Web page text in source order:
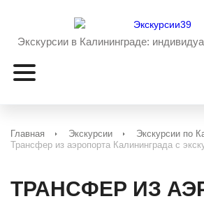
Экскурсии в Калининграде:
Главная Экскурсии
Экскурсии по
Трансфер из аэропорта Калининграда с
ТРАНСФЕР ИЗ